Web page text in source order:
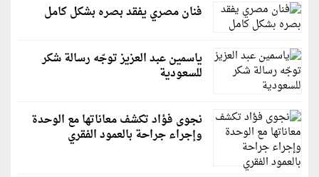
فنان مصري يفقد بصره بشكل كامل
ياسمين عبد العزيز توجّه رسالة شكر
للسعودية
نجوى فؤاد تكشف معاناتها مع الوحدة
وإجراء جراحة بالعمود الفقري